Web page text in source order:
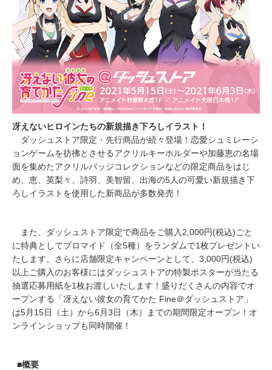
冴えないヒロインたちの新規描き下ろしイラスト！
ダッシュストア限定・先行商品が続々登場！恋愛シュミレーシ
ョンゲームを彷彿とさせるアクリルキーホルダーや加藤恵の名場
面を集めたアクリルバッジコレクションなどの限定商品をはじ
め、恵、英梨々、詩羽、美智留、出海の5人の可愛い新規描き下
ろしイラストを使用した新商品が多数発売！
また、ダッシュストア限定で商品をご購入2,000円(税込)ごと
に特典としてブロマイド（全5種）をランダムで1枚プレゼントい
たします。さらに店舗限定キャンペーンとして、3,000円(税込)
以上ご購入のお客様にはダッシュストアの特製ポスターが当たる
抽選応募用紙を1枚お渡しいたします！盛りだくさんの内容でオ
ープンする「冴えない彼女の育てかた Fine＠ダッシュストア」
は5月15日（土）から6月3日（木）までの期間限定オープン！オ
ンラインショップも同時開催！
■概要